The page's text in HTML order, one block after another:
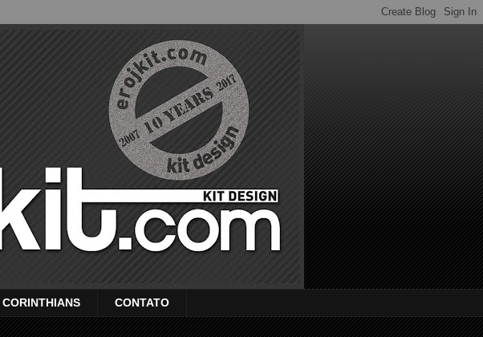
CORINTHIANS CONTATO